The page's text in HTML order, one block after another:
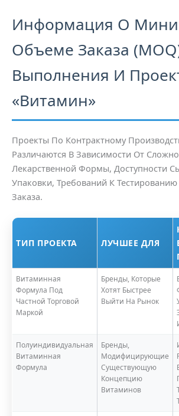
Информация О
Объеме Заказа
Выполнения И
«Витамин»
Проекты По Контрактному
Различаются В Зависимости От
Лекарственной Формы, Доступности
Упаковки, Требований К
Заказа.
ТИП ПРОЕКТА ЛУЧШЕЕ ДЛЯ
Витаминная
Формула Под
Частной Торговой
Маркой
Бренды, Которые
Хотят Быстрее
Выйти На Рынок
Полуиндивидуальная
Витаминная
Формула
Бренды,
Модифицирующие
Существующую
Концепцию
Витаминов